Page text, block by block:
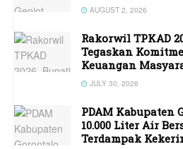
AUGUST 2, 2026
Rakorwil TPKAD
Tegaskan
Keuangan
JULY 30, 2026
PDAM Kabupaten
10.000 Liter Air
Terdampak